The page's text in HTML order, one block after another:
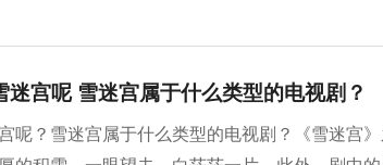
迷宫呢 雪迷宫属于什么类型的电视剧？
呢？雪迷宫属于什么类型的电视剧？‌《雪迷宫